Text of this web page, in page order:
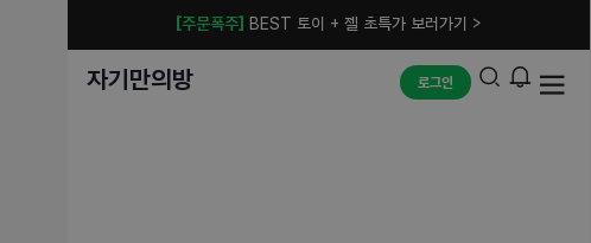
[주문폭주] BEST 토이 + 젤 초특가 보러가기 >
자기만의방 로그인